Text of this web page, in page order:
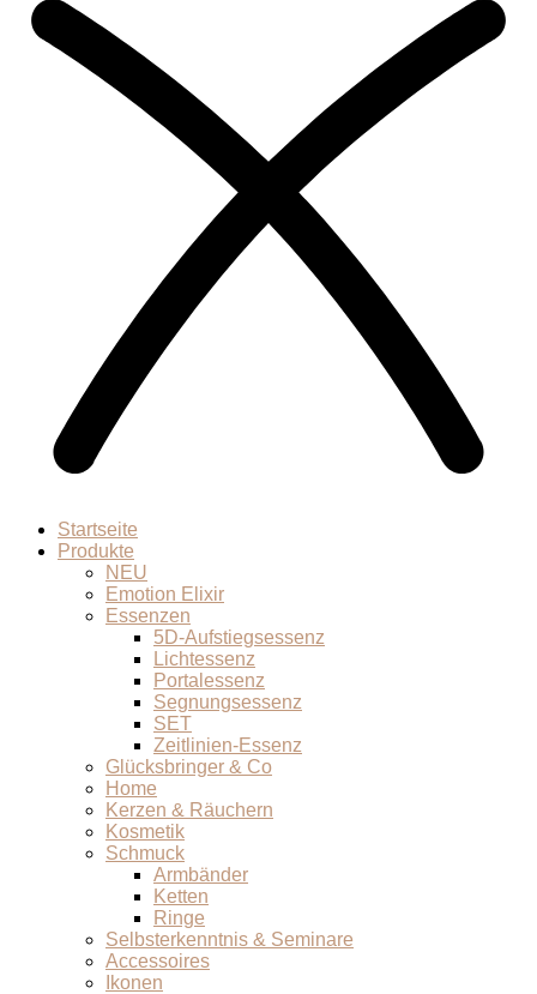
Startseite
Produkte
NEU
Emotion Elixir
Essenzen
5D-Aufstiegsessenz
Lichtessenz
Portalessenz
Segnungsessenz
SET
Zeitlinien-Essenz
Glücksbringer & Co
Home
Kerzen & Räuchern
Kosmetik
Schmuck
Armbänder
Ketten
Ringe
Selbsterkenntnis & Seminare
Accessoires
Ikonen